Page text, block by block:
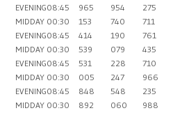
EVENING08:45 965 954 275
MIDDAY 00:30 153 740 711
EVENING08:45 414 190 761
MIDDAY 00:30 539 079 435
EVENING08:45 531 228 710
MIDDAY 00:30 005 247 966
EVENING08:45 848 548 235
MIDDAY 00:30 892 060 988